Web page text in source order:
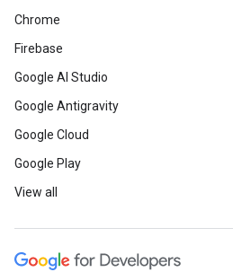
Chrome
Firebase
Google AI Studio
Google Antigravity
Google Cloud
Google Play
View all